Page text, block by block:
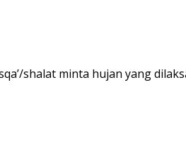
shalat minta hujan yang